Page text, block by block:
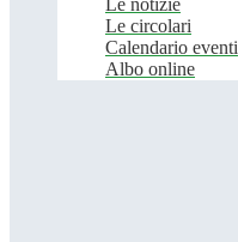
Le notizie
Le circolari
Calendario eventi
Albo online